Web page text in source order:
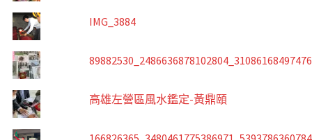
IMG_3884
高雄左營區風水鑑定-黃鼎頤